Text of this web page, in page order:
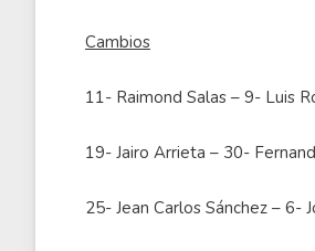
Cambios
11- Raimond Salas – 9- Luis
19- Jairo Arrieta – 30-
25- Jean Carlos Sánchez – 6-